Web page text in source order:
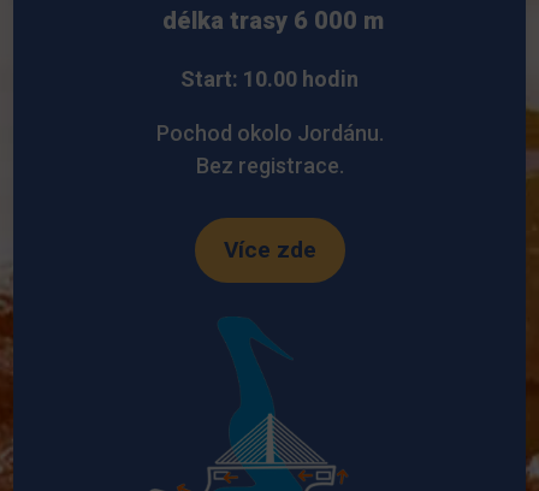
délka trasy 6 000 m
Start: 10.00 hodin
Pochod okolo Jordánu.
Bez registrace.
Více zde